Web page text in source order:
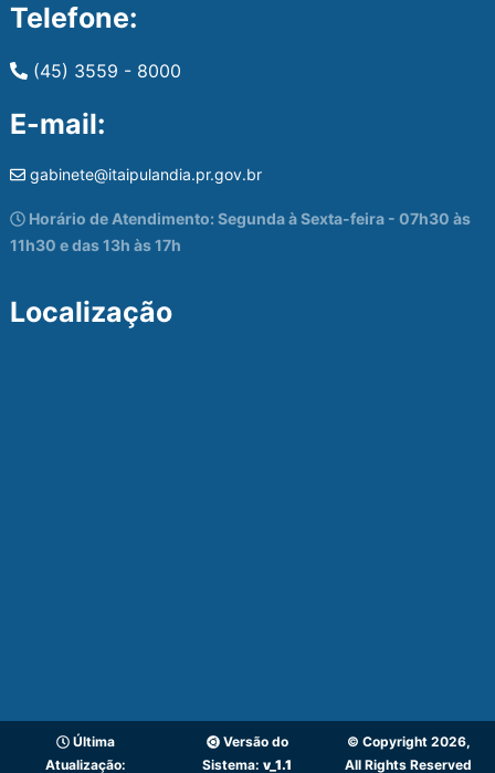
Telefone:
(45) 3559 - 8000
E-mail:
gabinete@itaipulandia.pr.gov.br
Horário de Atendimento: Segunda à Sexta-feira - 07h30 às
11h30 e das 13h às 17h
Localização
Última
Atualização:
Versão do
Sistema:v_1.1
© Copyright 2026,
All Rights Reserved